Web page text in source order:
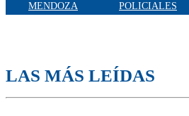
MENDOZA POLICIALES
LAS MÁS LEÍDAS